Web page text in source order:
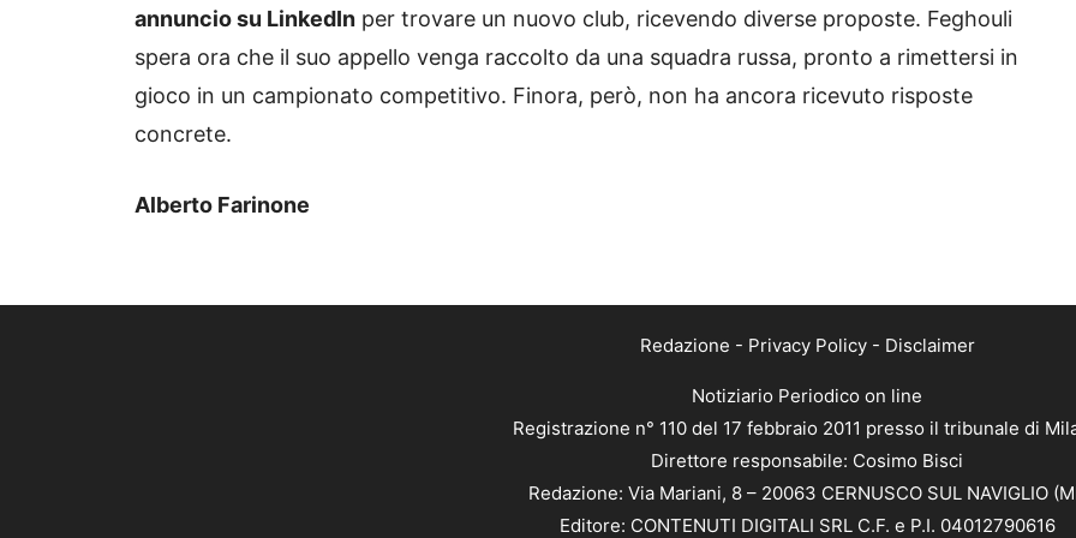
annuncio su LinkedIn per trovare un nuovo club, ricevendo diverse proposte. Feghouli
spera ora che il suo appello venga raccolto da una squadra russa, pronto a rimettersi in
gioco in un campionato competitivo. Finora, però, non ha ancora ricevuto risposte
concrete.
Alberto Farinone
Redazione - Privacy Policy- Disclaimer
Notiziario Periodico on line
Registrazione n° 110 del 17 febbraio 2011 presso il tribunale di
Direttore responsabile: Cosimo Bisci
Redazione: Via Mariani, 8 – 20063 CERNUSCO SUL NAVIGLIO
Editore: CONTENUTI DIGITALI SRL C.F. e P.I. 04012790616